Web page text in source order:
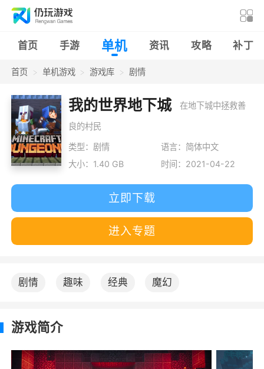
首页 手游 单机 资讯 攻略 补丁
首页 单机游戏 游戏库 剧情
我的世界地下城 在地下城中拯救善
良的村民
类型：剧情
语言：简体中文
大小：1.40 GB
时间：2021-04-22
立即下载
进入专题
剧情 趣味 经典 魔幻
游戏简介